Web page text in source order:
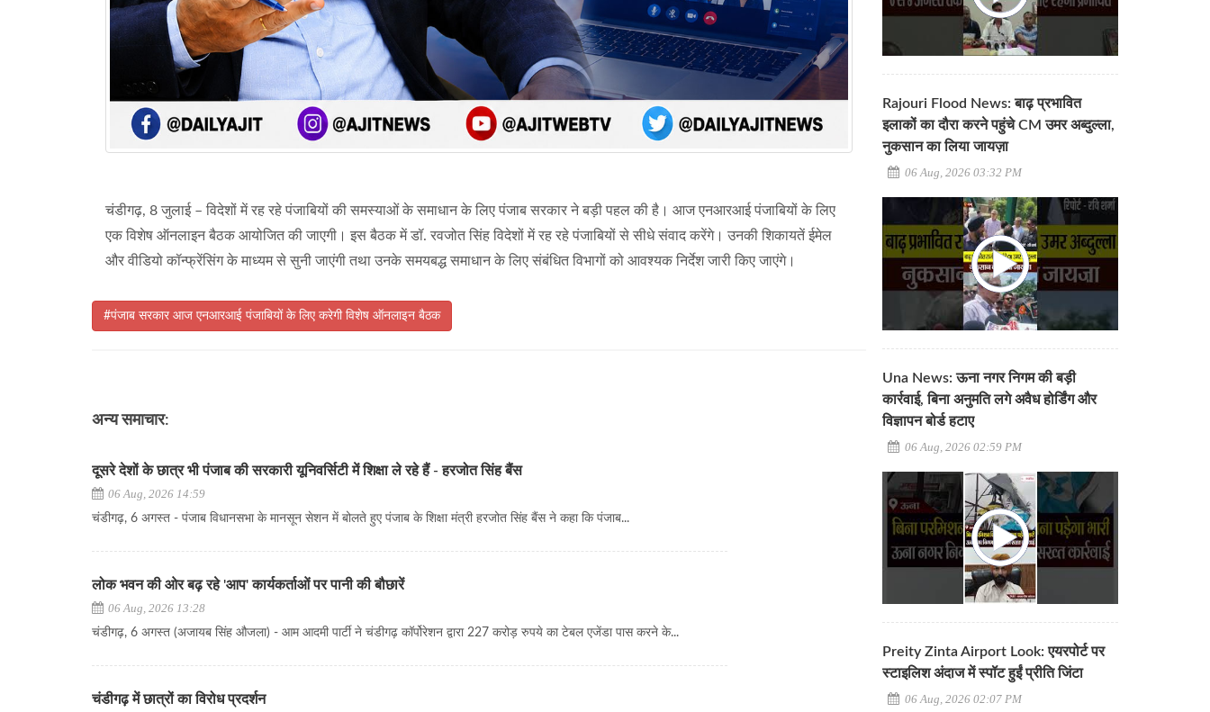
चंडीगढ़, 8 जुलाई – विदेशों में रह रहे पंजाबियों की समस्याओं के समाधान के लिए पंजाब सरकार ने बड़ी पहल की है। आज एनआरआई पंजाबियों के लिए
एक विशेष ऑनलाइन बैठक आयोजित की जाएगी। इस बैठक में डॉ. रवजोत सिंह विदेशों में रह रहे पंजाबियों से सीधे संवाद करेंगे। उनकी शिकायतें ईमेल
और वीडियो कॉन्फ्रेंसिंग के माध्यम से सुनी जाएंगी तथा उनके समयबद्ध समाधान के लिए संबंधित विभागों को आवश्यक निर्देश जारी किए जाएंगे।
#पंजाब सरकार आज एनआरआई पंजाबियों के लिए करेगी विशेष ऑनलाइन बैठक
अन्य समाचार:
दूसरे देशों के छात्र भी पंजाब की सरकारी यूनिवर्सिटी में शिक्षा ले रहे हैं - हरजोत सिंह बैंस
06 Aug, 2026 14:59
चंडीगढ़, 6 अगस्त - पंजाब विधानसभा के मानसून सेशन में बोलते हुए पंजाब के शिक्षा मंत्री हरजोत सिंह बैंस ने कहा कि पंजाब...
लोक भवन की ओर बढ़ रहे 'आप' कार्यकर्ताओं पर पानी की बौछारें
06 Aug, 2026 13:28
चंडीगढ़, 6 अगस्त (अजायब सिंह औजला) - आम आदमी पार्टी ने चंडीगढ़ कॉर्पोरेशन द्वारा 227 करोड़ रुपये का टेबल एजेंडा पास करने के...
चंडीगढ़ में छात्रों का विरोध प्रदर्शन
Rajouri Flood News: बाढ़ प्रभावित
इलाकों का दौरा करने पहुंचे CM उमर अब्दुल्ला,
नुकसान का लिया जायज़ा
06 Aug, 2026 03:32 PM
Una News: ऊना नगर निगम की बड़ी
कार्रवाई, बिना अनुमति लगे अवैध होर्डिंग और
विज्ञापन बोर्ड हटाए
06 Aug, 2026 02:59 PM
Preity Zinta Airport Look: एयरपोर्ट पर
स्टाइलिश अंदाज में स्पॉट हुईं प्रीति जिंटा
06 Aug, 2026 02:07 PM